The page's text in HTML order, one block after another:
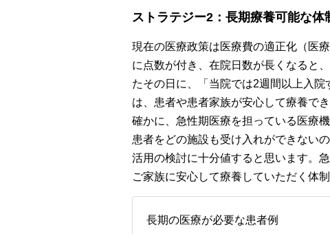
ストラテジー2：長期療養可能な体
現在の医療政策は医療費の適正化（医
に点数が付き、在院日数が長くなると
たその日に、「当院では2週間以上入
は、患者や患者家族が安心して療養でき
確かに、急性期医療を担っている医療
患者をどの施設も受け入れができない
活用の検討に十分値すると思います。
ご家族に安心して療養していただく体
長期の医療が必要な患者例